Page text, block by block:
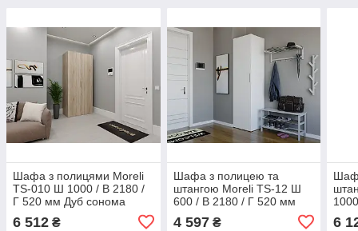
Шафа з полицями Moreli
TS-010 Ш 1000 / В 2180 /
Г 520 мм Дуб сонома
6 512 ₴
Шафа з полицею та
штангою Moreli TS-12 Ш
600 / В 2180 / Г 520 мм
4 597₴ 6